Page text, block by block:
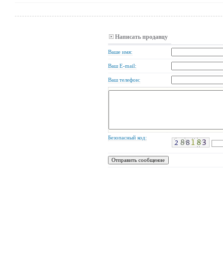
Написать продавцу
Ваше имя:
Ваш E-mail:
Ваш телефон:
Безопасный код: